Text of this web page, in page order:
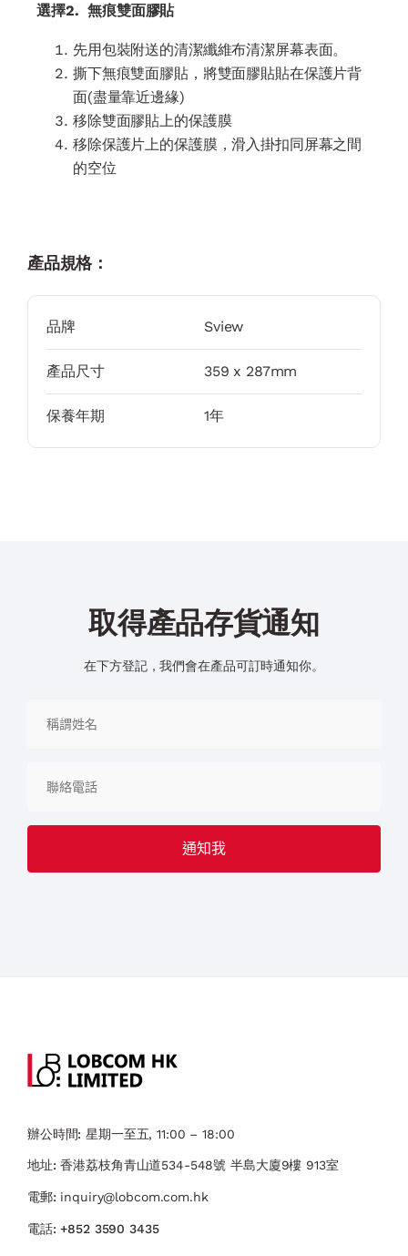
選擇2. 無痕雙面膠貼
先用包裝附送的清潔纖維布清潔屏幕表面。
撕下無痕雙面膠貼，將雙面膠貼貼在保護片背
面(盡量靠近邊緣)
移除雙面膠貼上的保護膜
移除保護片上的保護膜，滑入掛扣同屏幕之間
的空位
產品規格：
品牌 Sview
產品尺寸 359 x 287mm
保養年期 1年
取得產品存貨通知
在下方登記，我們會在產品可訂時通知你。
辦公時間: 星期一至五, 11:00 – 18:00
地址: 香港荔枝角青山道534-548號 ​半島大廈9樓 913室
電郵: inquiry@lobcom.com.hk
電話:+852 3590 3435